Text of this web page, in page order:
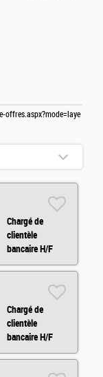
offres.aspx?mode=laye
Chargé de
clientèle
bancaire H/F
Chargé de
clientèle
bancaire H/F